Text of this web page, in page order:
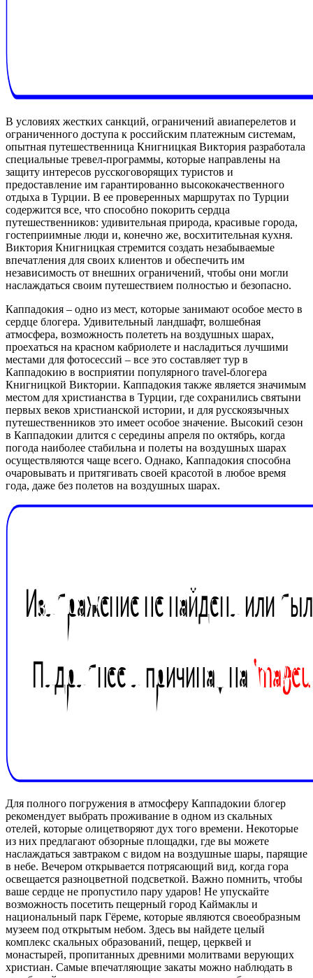
В условиях жестких санкций, ограничений авиаперелетов и
ограниченного доступа к российским платежным системам,
опытная путешественница Книгницкая Виктория разработала
специальные тревел-программы, которые направлены на
защиту интересов русскоговорящих туристов и
предоставление им гарантированно высококачественного
отдыха в Турции. В ее проверенных маршрутах по Турции
содержится все, что способно покорить сердца
путешественников: удивительная природа, красивые города,
гостеприимные люди и, конечно же, восхитительная кухня.
Виктория Книгницкая стремится создать незабываемые
впечатления для своих клиентов и обеспечить им
независимость от внешних ограничений, чтобы они могли
наслаждаться своим путешествием полностью и безопасно.
Каппадокия – одно из мест, которые занимают особое место в
сердце блогера. Удивительный ландшафт, волшебная
атмосфера, возможность полететь на воздушных шарах,
проехаться на красном кабриолете и насладиться лучшими
местами для фотосессий – все это составляет тур в
Каппадокию в восприятии популярного travel-блогера
Книгницкой Виктории. Каппадокия также является значимым
местом для христианства в Турции, где сохранились святыни
первых веков христианской истории, и для русскоязычных
путешественников это имеет особое значение. Высокий сезон
в Каппадокии длится с середины апреля по октябрь, когда
погода наиболее стабильна и полеты на воздушных шарах
осуществляются чаще всего. Однако, Каппадокия способна
очаровывать и притягивать своей красотой в любое время
года, даже без полетов на воздушных шарах.
Для полного погружения в атмосферу Каппадокии блогер
рекомендует выбрать проживание в одном из скальных
отелей, которые олицетворяют дух того времени. Некоторые
из них предлагают обзорные площадки, где вы можете
наслаждаться завтраком с видом на воздушные шары, парящие
в небе. Вечером открывается потрясающий вид, когда гора
освещается разноцветной подсветкой. Важно помнить, чтобы
ваше сердце не пропустило пару ударов! Не упускайте
возможность посетить пещерный город Каймаклы и
национальный парк Гёреме, которые являются своеобразным
музеем под открытым небом. Здесь вы найдете целый
комплекс скальных образований, пещер, церквей и
монастырей, пропитанных древними молитвами верующих
христиан. Самые впечатляющие закаты можно наблюдать в